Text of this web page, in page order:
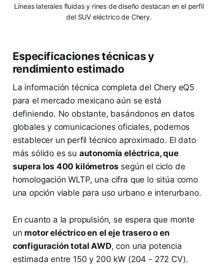
Líneas laterales fluidas y rines de diseño destacan en el perfil
del SUV eléctrico de Chery.
Especificaciones técnicas y
rendimiento estimado
La información técnica completa del Chery eQ5
para el mercado mexicano aún se está
definiendo. No obstante, basándonos en datos
globales y comunicaciones oficiales, podemos
establecer un perfil técnico aproximado. El dato
más sólido es su autonomía eléctrica, que
supera los 400 kilómetros según el ciclo de
homologación WLTP, una cifra que lo sitúa como
una opción viable para uso urbano e interurbano.
En cuanto a la propulsión, se espera que monte
un motor eléctrico en el eje trasero o en
configuración total AWD, con una potencia
estimada entre 150 y 200 kW (204 - 272 CV).